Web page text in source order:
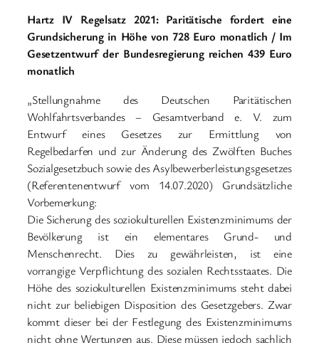
Hartz IV Regelsatz 2021: Paritätische fordert eine
Grundsicherung in Höhe von 728 Euro monatlich / Im
Gesetzentwurf der Bundesregierung reichen 439 Euro
monatlich
„Stellungnahme des Deutschen Paritätischen
Wohlfahrtsverbandes – Gesamtverband e. V. zum
Entwurf eines Gesetzes zur Ermittlung von
Regelbedarfen und zur Änderung des Zwölften Buches
Sozialgesetzbuch sowie des Asylbewerberleistungsgesetzes
(Referentenentwurf vom 14.07.2020) Grundsätzliche
Vorbemerkung:
Die Sicherung des soziokulturellen Existenzminimums der
Bevölkerung ist ein elementares Grund- und
Menschenrecht. Dies zu gewährleisten, ist eine
vorrangige Verpflichtung des sozialen Rechtsstaates. Die
Höhe des soziokulturellen Existenzminimums steht dabei
nicht zur beliebigen Disposition des Gesetzgebers. Zwar
kommt dieser bei der Festlegung des Existenzminimums
nicht ohne Wertungen aus. Diese müssen jedoch sachlich